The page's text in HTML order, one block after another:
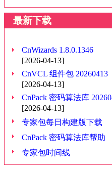
最新下载
CnWizards 1.8.0.1346
[2026-04-13]
CnVCL 组件包 20260413
[2026-04-13]
CnPack 密码算法库
[2026-04-13]
专家包每日构建版下载
CnPack 密码算法库帮助
专家包时间线